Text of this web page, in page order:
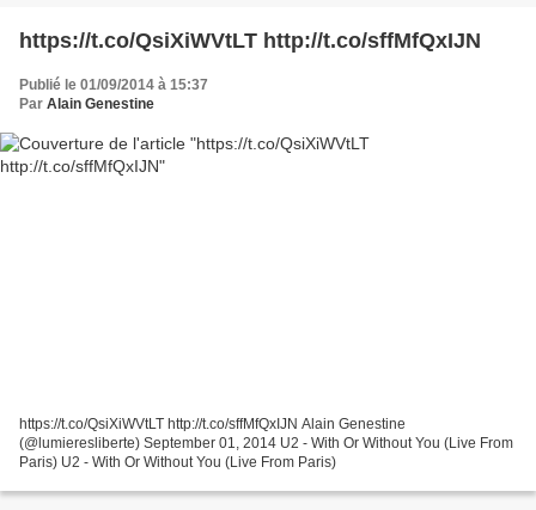
https://t.co/QsiXiWVtLT http://t.co/sffMfQxIJN
Publié le 01/09/2014 à 15:37
Par Alain Genestine
https://t.co/QsiXiWVtLT http://t.co/sffMfQxIJN Alain Genestine
(@lumieresliberte) September 01, 2014 U2 - With Or Without You (Live From
Paris) U2 - With Or Without You (Live From Paris)